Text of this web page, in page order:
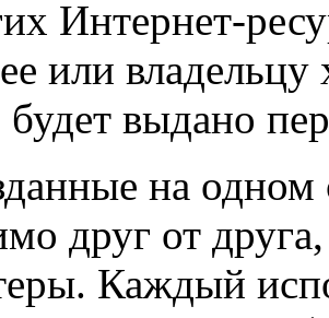
Интернет-
или владельцу
будет выдано
на
друг от
Каждый